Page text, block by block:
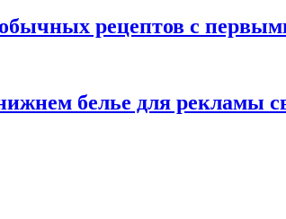
рецептов с
белье для рекламы